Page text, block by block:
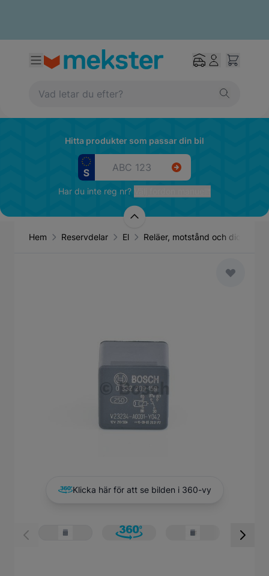
Hitta produkter som passar din bil
Har du inte reg nr?
Hem Reservdelar El Reläer, motstånd och dioder
Klicka här för att se bilden i 360-vy
View larger image
View larger image
View larger